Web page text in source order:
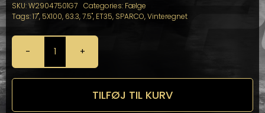
SKU:W29047501G7 Categories: Fælge
Tags:17", 5X100, 63.3,7.5", ET35, SPARCO,Vinteregnet
Sparco
Terra
7,5X17
TILFØJ TIL KURV